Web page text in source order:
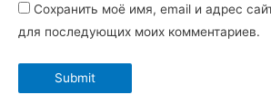
Сохранить моё имя, email и адрес
для последующих моих комментариев.